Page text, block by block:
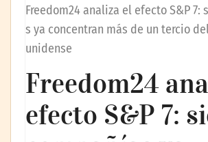
Freedom24 analiza el efecto S&P 7:
s ya concentran más de un tercio
unidense
Freedom24
efecto S&P 7: